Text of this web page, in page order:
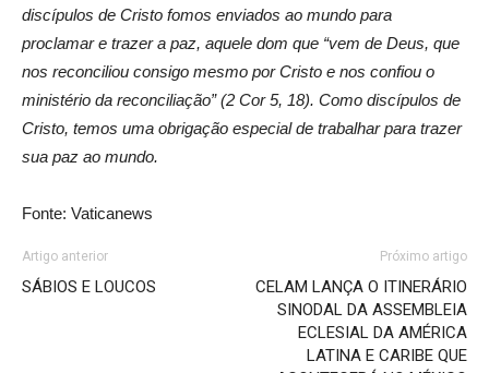
discípulos de Cristo fomos enviados ao mundo para
proclamar e trazer a paz, aquele dom que “vem de Deus, que
nos reconciliou consigo mesmo por Cristo e nos confiou o
ministério da reconciliação” (2 Cor 5, 18). Como discípulos de
Cristo, temos uma obrigação especial de trabalhar para trazer
sua paz ao mundo.
Fonte: Vaticanews
Artigo anterior
SÁBIOS E LOUCOS
Próximo artigo
CELAM LANÇA O ITINERÁRIO
SINODAL DA ASSEMBLEIA
ECLESIAL DA AMÉRICA
LATINA E CARIBE QUE